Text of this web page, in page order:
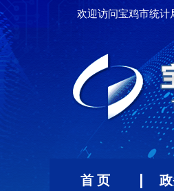
欢迎访问宝鸡市统
首 页